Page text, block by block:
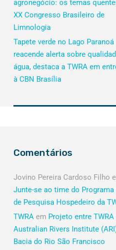
agronegócio: os temas
XX Congresso Brasileiro de
Limnologia
Tapete verde no Lago Paranoá
reacende alerta sobre
água, destaca a TWRA em
à CBN Brasília
Comentários
Jovino Pereira Cardoso Filho
Junte-se ao time do Programa
de Pesquisa Hospedeiro da
TWRA em Projeto entre TWRA
Australian Rivers Institute
Bacia do Rio São Francisco